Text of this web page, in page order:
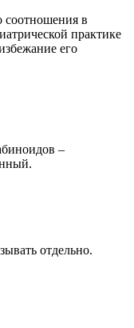
соотношения в
практике
его
–
отдельно.